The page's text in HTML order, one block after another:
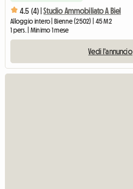
4.5 (4) | Studio Ammobiliato A Biel
Alloggio intero | Bienne (2502) | 45 M2
1 pers. | Minimo 1 mese
Vedi l'annuncio